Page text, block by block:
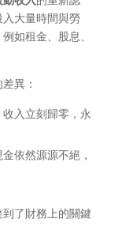
大量時間與勞
如租金、股息、
異：
收入立刻歸零，永
依然源源不絕，
了財務上的關鍵